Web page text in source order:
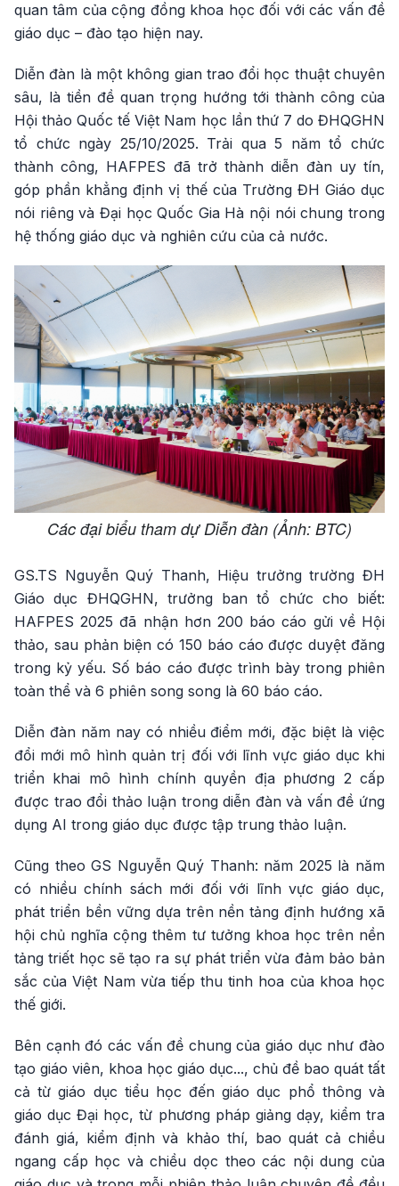
quan tâm của cộng đồng khoa học đối với các vấn đề
giáo dục – đào tạo hiện nay.
Diễn đàn là một không gian trao đổi học thuật chuyên
sâu, là tiền đề quan trọng hướng tới thành công của
Hội thảo Quốc tế Việt Nam học lần thứ 7 do ĐHQGHN
tổ chức ngày 25/10/2025. Trải qua 5 năm tổ chức
thành công, HAFPES đã trở thành diễn đàn uy tín,
góp phần khẳng định vị thế của Trường ĐH Giáo dục
nói riêng và Đại học Quốc Gia Hà nội nói chung trong
hệ thống giáo dục và nghiên cứu của cả nước.
Các đại biểu tham dự Diễn đàn (Ảnh: BTC)
GS.TS Nguyễn Quý Thanh, Hiệu trưởng trường ĐH
Giáo dục ĐHQGHN, trưởng ban tổ chức cho biết:
HAFPES 2025 đã nhận hơn 200 báo cáo gửi về Hội
thảo, sau phản biện có 150 báo cáo được duyệt đăng
trong kỷ yếu. Số báo cáo được trình bày trong phiên
toàn thể và 6 phiên song song là 60 báo cáo.
Diễn đàn năm nay có nhiều điểm mới, đặc biệt là việc
đổi mới mô hình quản trị đối với lĩnh vực giáo dục khi
triển khai mô hình chính quyền địa phương 2 cấp
được trao đổi thảo luận trong diễn đàn và vấn đề ứng
dụng AI trong giáo dục được tập trung thảo luận.
Cũng theo GS Nguyễn Quý Thanh: năm 2025 là năm
có nhiều chính sách mới đối với lĩnh vực giáo dục,
phát triển bền vững dựa trên nền tảng định hướng xã
hội chủ nghĩa cộng thêm tư tưởng khoa học trên nền
tảng triết học sẽ tạo ra sự phát triển vừa đảm bảo bản
sắc của Việt Nam vừa tiếp thu tinh hoa của khoa học
thế giới.
Bên cạnh đó các vấn đề chung của giáo dục như đào
tạo giáo viên, khoa học giáo dục..., chủ đề bao quát tất
cả từ giáo dục tiểu học đến giáo dục phổ thông và
giáo dục Đại học, từ phương pháp giảng dạy, kiểm tra
đánh giá, kiểm định và khảo thí, bao quát cả chiều
ngang cấp học và chiều dọc theo các nội dung của